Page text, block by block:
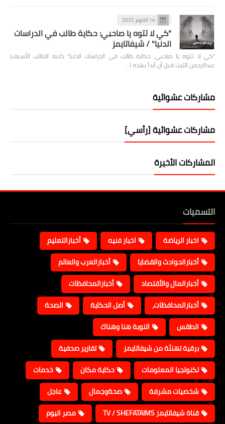
14 أكتوبر 2022
"كي لا تتوه يا صاحبي: حكاية طالب في الدراسات
الدنيا" / شيفاتايمز
"كي لا تتوه يا صاحبي: حكاية طالب في الدراسات الدنيا" كتبه الطالب الأسيف|
عبدالرحمن الليث قبل أن أبدأ بهذه ا…
مشاركات عشوائية
مشاركات عشوائية [رأسي]
المشاركات الأخيرة
التسميات
اخبار الرياضة اخبار فنيه
أخبارالتعليم
أخبارالحوادث والقضايا
أخبارالعرب والعالم
أخبارالمال والأقتصاد
أخبارالمحافظات
أخبارالمحافظات،
أصل الحكاية
الصحة
الطقس
النوبة هنا وهناك
برقية تهنئة من شيفاتايمز
تقارير صحفية
تكنولجيا المعلومات
حكاية مكان
خدمات
شخصيات مشرفة
صحةوجمال
عاجل
قناة شيفاتايمز TV / SHEFATAIMS
مصر اليوم